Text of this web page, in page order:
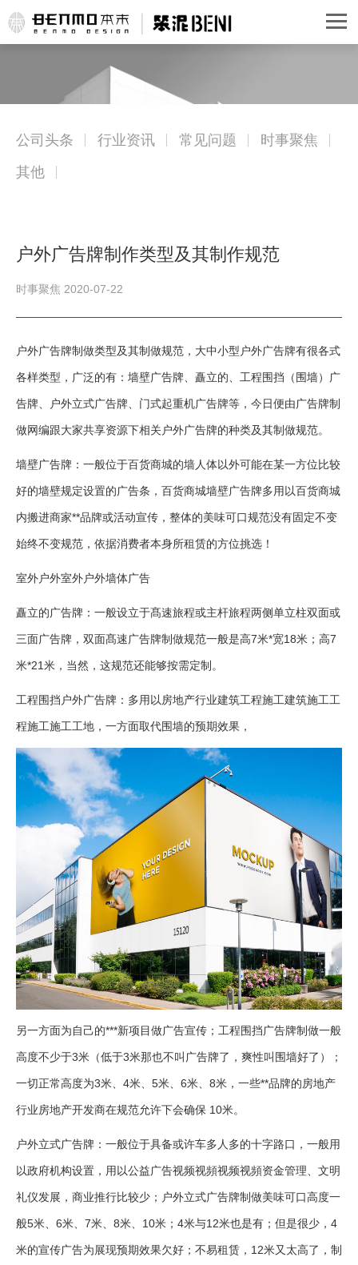
公司头条 行业资讯 常见问题
时事聚焦
其他
户外广告牌制作类型及其制作规范
时事聚焦 2020-07-22
户外广告牌制做类型及其制做规范，大中小型户外广告牌有很各式
各样类型，广泛的有：墙壁广告牌、矗立的、工程围挡（围墙）广
告牌、户外立式广告牌、门式起重机广告牌等，今日便由广告牌制
做网编跟大家共享资源下相关户外广告牌的种类及其制做规范。
墙壁广告牌：一般位于百货商城的墙人体以外可能在某一方位比较
好的墙壁规定设置的广告条，百货商城墙壁广告牌多用以百货商城
内搬进商家**品牌或活动宣传，整体的美味可口规范没有固定不变
始终不变规范，依据消费者本身所租赁的方位挑选！
室外户外室外户外墙体广告
矗立的广告牌：一般设立于髙速旅程或主杆旅程两侧单立柱双面或
三面广告牌，双面髙速广告牌制做规范一般是高7米*宽18米；高7
米*21米，当然，这规范还能够按需定制。
工程围挡户外广告牌：多用以房地产行业建筑工程施工建筑施工工
程施工施工工地，一方面取代围墙的预期效果，
另一方面为自己的***新项目做广告宣传；工程围挡广告牌制做一般
高度不少于3米（低于3米那也不叫广告牌了，爽性叫围墙好了）；
一切正常高度为3米、4米、5米、6米、8米，一些**品牌的房地产
行业房地产开发商在规范允许下会确保 10米。
户外立式广告牌：一般位于具备或许车多人多的十字路口，一般用
以政府机构设置，用以公益广告视频视頻视频视頻资金管理、文明
礼仪发展，商业推行比较少；户外立式广告牌制做美味可口高度一
般5米、6米、7米、8米、10米；4米与12米也是有；但是很少，4
米的宣传广告为展现预期效果欠好；不易租赁，12米又太高了，制